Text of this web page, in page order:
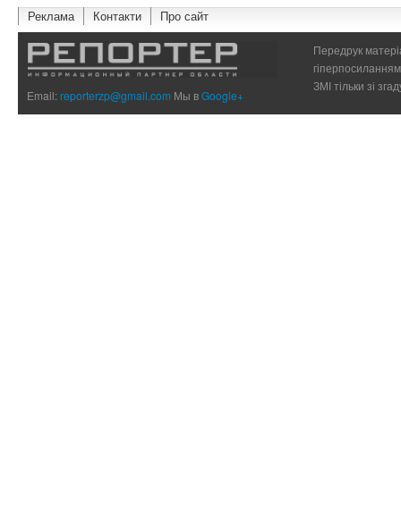
Реклама Контакти Про сайт
Email:reporterzp@gmail.com Мы вGoogle+
Передрук
ЗМІ тільки зі